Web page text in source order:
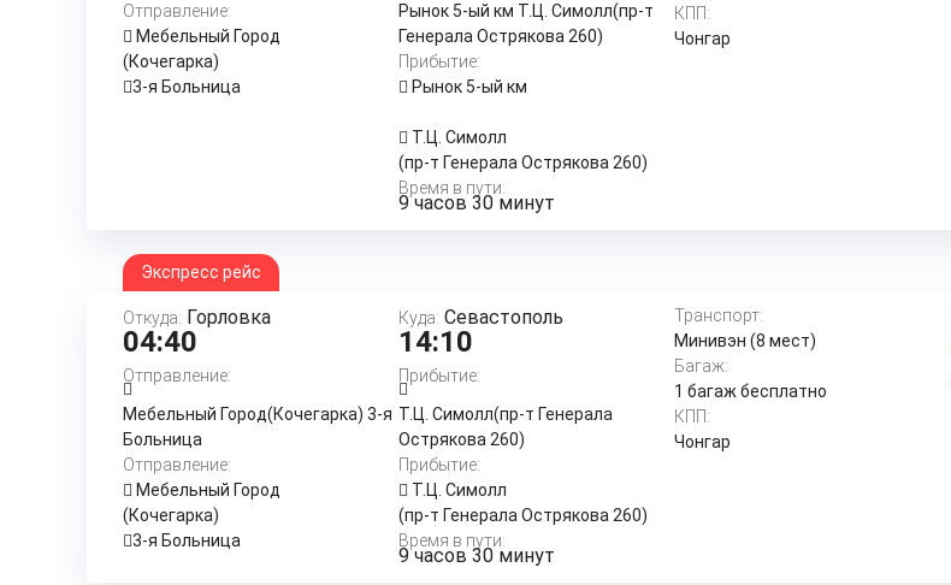
Отправление:
Мебельный Город
(Кочегарка)
3-я Больница
Рынок 5-ый км Т.Ц. Симолл(пр-т
Генерала Острякова 260)
Прибытие:
Рынок 5-ый км
Т.Ц. Симолл
(пр-т Генерала Острякова 260)
Время в пути:
9 часов 30 минут
КПП:
Чонгар
Экспресс рейс
Откуда: Горловка
04:40
Отправление:
Мебельный Город(Кочегарка) 3-я
Больница
Отправление:
Мебельный Город
(Кочегарка)
3-я Больница
Куда: Севастополь
14:10
Прибытие:
Т.Ц. Симолл(пр-т Генерала
Острякова 260)
Прибытие:
Т.Ц. Симолл
(пр-т Генерала Острякова 260)
Время в пути:
9 часов 30 минут
Транспорт:
Минивэн (8 мест)
Багаж:
1 багаж бесплатно
КПП:
Чонгар